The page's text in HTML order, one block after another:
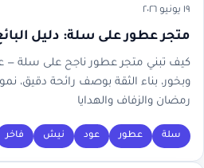
١٩ يونيو ٢٠٢٦
متجر عطور على سلة: دليل البائع
كيف تبني متجر عطور ناجح على سلة —
وبخور، بناء الثقة بوصف رائحة دقيق،
رمضان والزفاف والهدايا
سلة عطور عود نيش فاخر